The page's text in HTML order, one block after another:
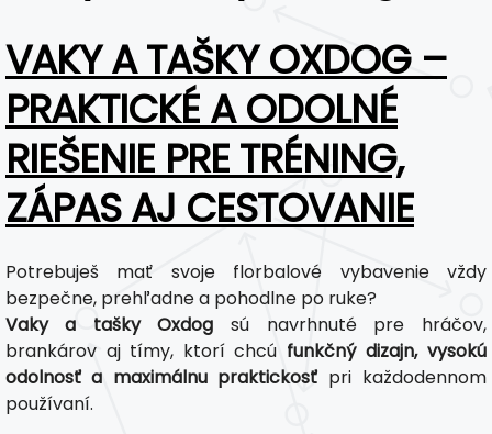
VAKY A TAŠKY OXDOG –
PRAKTICKÉ A ODOLNÉ
RIEŠENIE PRE TRÉNING,
ZÁPAS AJ CESTOVANIE
Potrebuješ mať svoje florbalové vybavenie vždy
bezpečne, prehľadne a pohodlne po ruke?
Vaky a tašky Oxdog sú navrhnuté pre hráčov,
brankárov aj tímy, ktorí chcú funkčný dizajn, vysokú
odolnosť a maximálnu praktickosťpri každodennom
používaní.